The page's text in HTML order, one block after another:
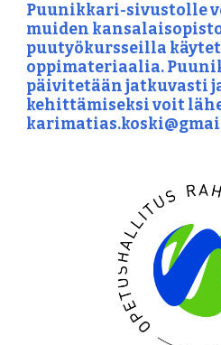
Puunikkari-sivustolle
muiden
puutyökursseilla
oppimateriaalia.
päivitetään jatkuvasti
kehittämiseksi voit